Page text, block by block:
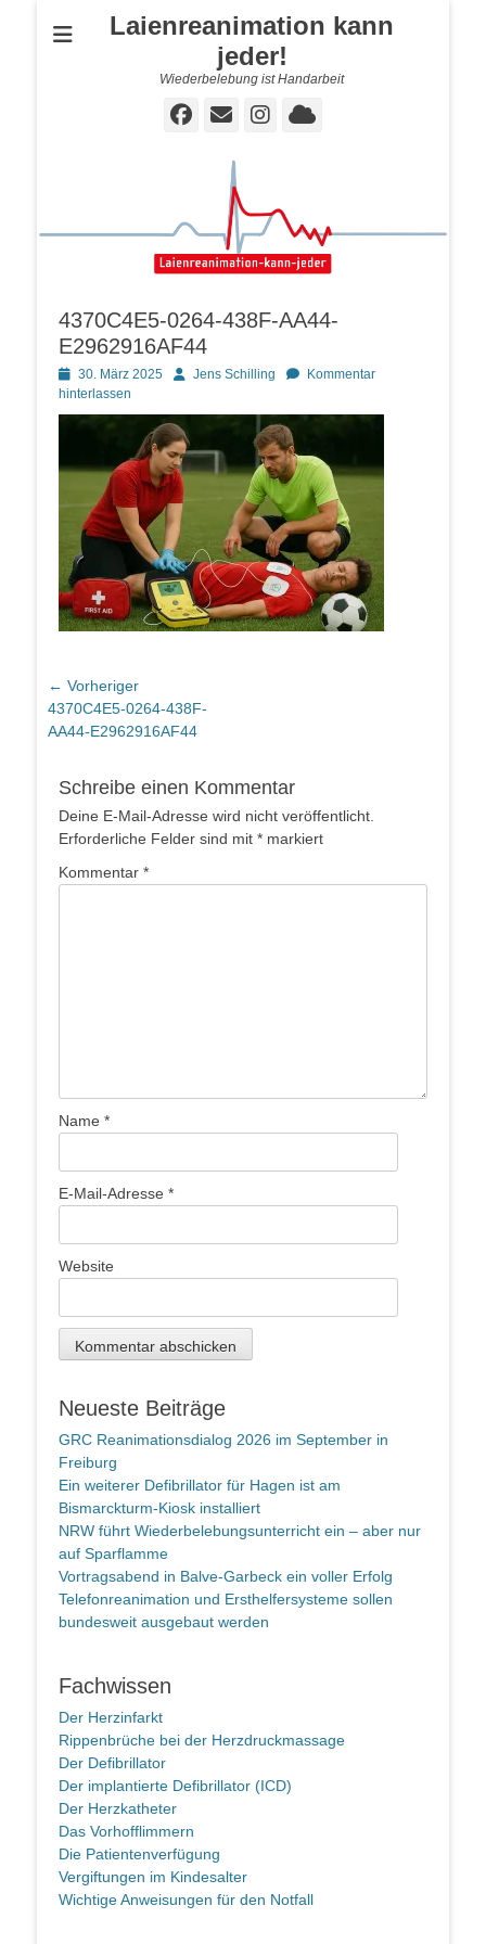
Laienreanimation kann
jeder!
Wiederbelebung ist Handarbeit
Facebook
E-
Instagram
Cloud
4370C4E5-0264-438F-AA44-
E2962916AF44
Posted
on
30. März 2025 AutorJens Schilling
Kommentar
hinterlassen
Beitragsnavigation
← Vorheriger
Vorheriger
Beitrag:
4370C4E5-0264-438F-
AA44-E2962916AF44
Schreibe einen Kommentar
Deine E-Mail-Adresse wird nicht veröffentlicht.
Erforderliche Felder sind mit * markiert
Kommentar *
Name *
E-Mail-Adresse *
Website
Neueste Beiträge
GRC Reanimationsdialog 2026 im September in
Freiburg
Ein weiterer Defibrillator für Hagen ist am
Bismarckturm-Kiosk installiert
NRW führt Wiederbelebungsunterricht ein – aber nur
auf Sparflamme
Vortragsabend in Balve-Garbeck ein voller Erfolg
Telefonreanimation und Ersthelfersysteme sollen
bundesweit ausgebaut werden
Fachwissen
Der Herzinfarkt
Rippenbrüche bei der Herzdruckmassage
Der Defibrillator
Der implantierte Defibrillator (ICD)
Der Herzkatheter
Das Vorhofflimmern
Die Patientenverfügung
Vergiftungen im Kindesalter
Wichtige Anweisungen für den Notfall